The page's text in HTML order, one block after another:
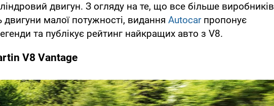
двигун. З огляду на те, що все більше виробників
малої потужності, видання Autocarпропонує
та публікує рейтинг найкращих авто з V8.
V8 Vantage